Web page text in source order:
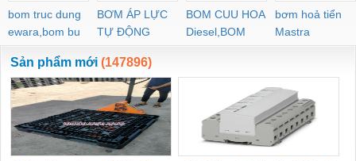
bom truc dung
ewara,bom bu
ewara
BƠM ÁP LỰC
TỰ ĐỘNG
BOM CUU HOA
Diesel,BOM
CHUA CHAY
bơm hoả tiển
Mastra
Sản phẩm mới (147896)